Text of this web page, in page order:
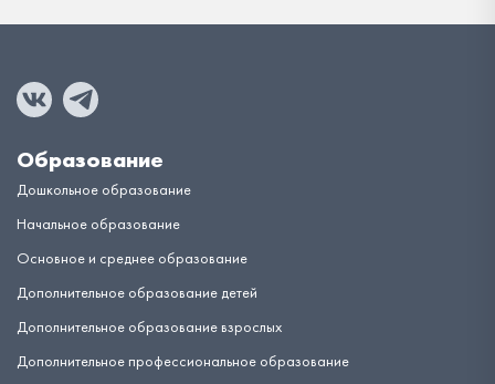
Образование
Дошкольное образование
Начальное образование
Основное и среднее образование
Дополнительное образование детей
Дополнительное образование взрослых
Дополнительное профессиональное образование